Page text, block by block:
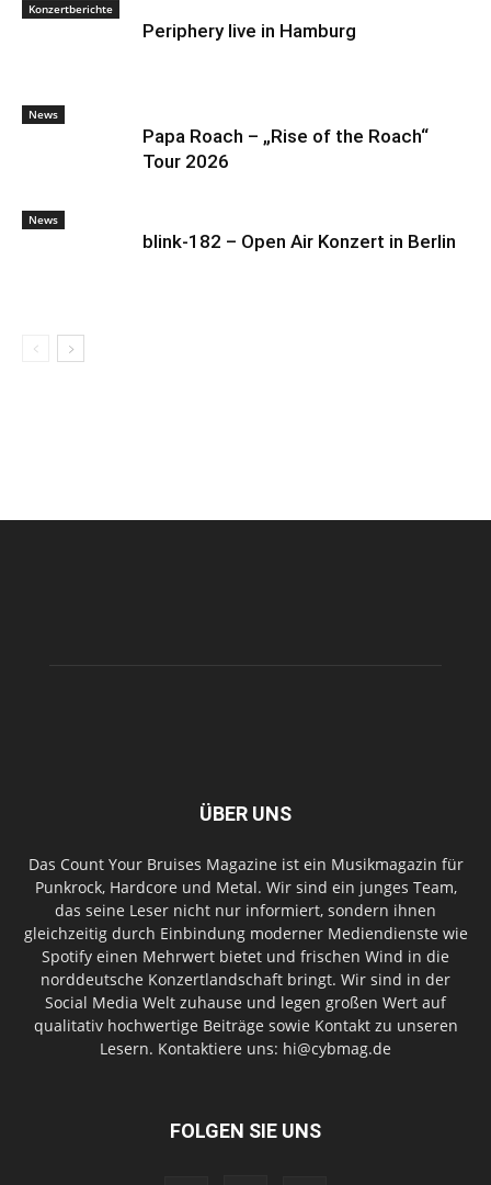
Konzertberichte
Periphery live in Hamburg
News
Papa Roach – „Rise of the Roach“
Tour 2026
News
blink-182 – Open Air Konzert in Berlin
ÜBER UNS
Das Count Your Bruises Magazine ist ein Musikmagazin für
Punkrock, Hardcore und Metal. Wir sind ein junges Team,
das seine Leser nicht nur informiert, sondern ihnen
gleichzeitig durch Einbindung moderner Mediendienste wie
Spotify einen Mehrwert bietet und frischen Wind in die
norddeutsche Konzertlandschaft bringt. Wir sind in der
Social Media Welt zuhause und legen großen Wert auf
qualitativ hochwertige Beiträge sowie Kontakt zu unseren
Lesern. Kontaktiere uns: hi@cybmag.de
FOLGEN SIE UNS